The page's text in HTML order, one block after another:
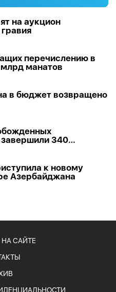
на аукцион
перечислению в
манатов
в бюджет возвращено
завершили 340
к новому
Азербайджана
САЙТЕ